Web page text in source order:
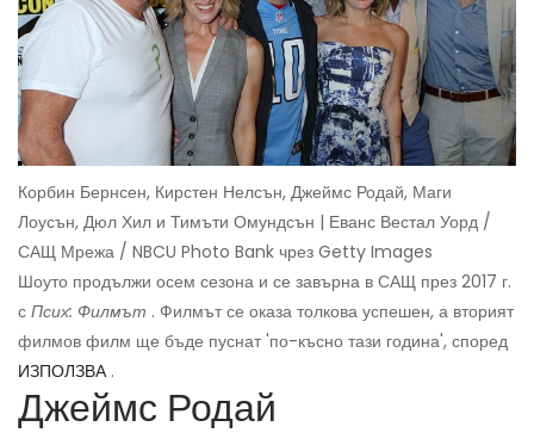
Корбин Бернсен, Кирстен Нелсън, Джеймс Родай, Маги
Лоусън, Дюл Хил и Тимъти Омундсън | Еванс Вестал Уорд /
САЩ Мрежа / NBCU Photo Bank чрез Getty Images
Шоуто продължи осем сезона и се завърна в САЩ през 2017 г.
с Псих: Филмът . Филмът се оказа толкова успешен, а вторият
филмов филм ще бъде пуснат 'по-късно тази година', според
ИЗПОЛЗВА.
Джеймс Родай